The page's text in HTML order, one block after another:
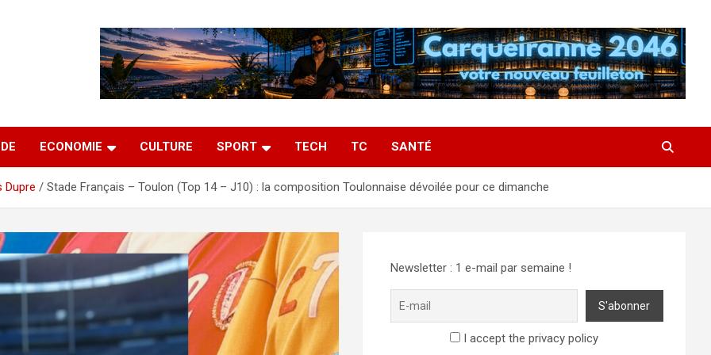
ECONOMIE CULTURE SPORT TECH TC SANTÉ
Dupre Stade Français – Toulon (Top 14 – J10) : la composition Toulonnaise dévoilée pour ce dimanche
Newsletter : 1 e-mail par semaine !
I accept the privacy policy